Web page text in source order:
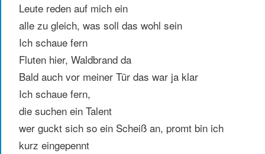
Leute reden auf mich ein
alle zu gleich, was soll das wohl sein
Ich schaue fern
Fluten hier, Waldbrand da
Bald auch vor meiner Tür das war ja klar
Ich schaue fern,
die suchen ein Talent
wer guckt sich so ein Scheiß an, promt bin ich
kurz eingepennt